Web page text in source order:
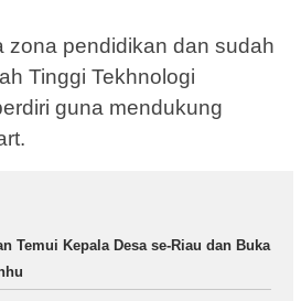
zona pendidikan dan sudah
Tinggi Tekhnologi
guna mendukung
Temui Kepala Desa se-Riau dan Buka